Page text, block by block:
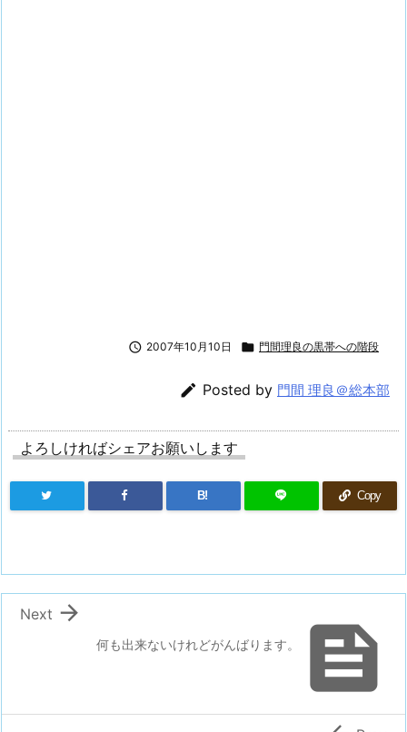
 2007年10月10日  門間理良の黒帯への階段
 Posted by 門間 理良＠総本部
よろしければシェアお願いします
B! Copy

何も出来ないけれどがんばります。

Next